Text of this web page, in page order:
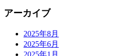
アーカイブ
2025年8月
2025年6月
2025年1月